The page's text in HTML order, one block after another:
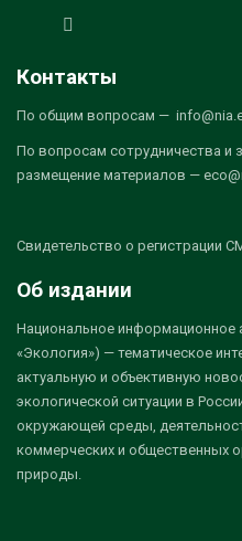
Контакты
По общим вопросам —
По вопросам сотрудничества и
размещение материалов —
Свидетельство о регистрации
Об издании
Национальное информационное
«Экология») — тематическое
актуальную и объективную
экологической ситуации в
окружающей среды,
коммерческих и общественных
природы.